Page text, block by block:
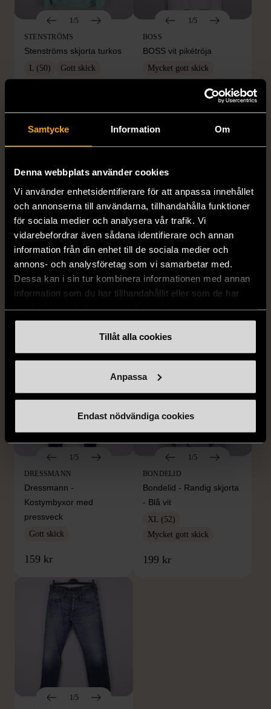
Samtycke Information Om
Denna webbplats använder cookies
Vi använder enhetsidentifierare för att anpassa innehållet
och annonserna till användarna, tillhandahålla funktioner
för sociala medier och analysera vår trafik. Vi
vidarebefordrar även sådana identifierare och annan
information från din enhet till de sociala medier och
annons- och analysföretag som vi samarbetar med.
Dessa kan i sin tur kombinera informationen med annan
information som du har tillhandahållit eller som de har
Tillåt alla cookies
Anpassa
Endast nödvändiga cookies
1/5
STENSTRÖMS
Stenströms skjorta turkos
L (50) Gott skick
1/5
BOSS
BOSS vit pikétröja
Mycket gott skick
BY TEESHOPPEN
By TeeShoppen 2-delar
mörkblå kostym
XXL (54) Nytt skick
399 kr
HILDITCH & KEY
Hilditch & Key linneskjorta
med bröstficka
Mycket gott skick
399 kr
1/5
DRESSMANN
Dressmann -
Kostymbyxor med
pressveck
Gott skick
159 kr
1/5
BONDELID
Bondelid - Randig skjorta
- Blå vit
XL (52)
Mycket gott skick
199 kr
1/5